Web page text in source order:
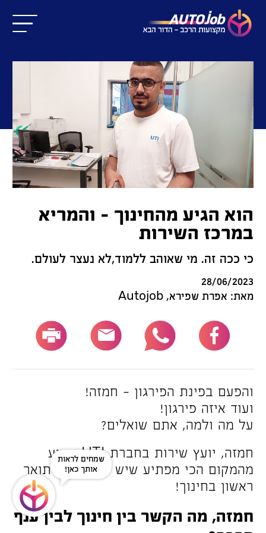
הוא הגיע מהחינוך – והמריא
במרכז השירות
כי ככה זה. מי שאוהב ללמוד,לא נעצר לעולם.
28/06/2023
מאת: אפרת שפירא, Autojob
והפעם בפינת הפירגון – חמזה!
ועוד איזה פירגון!
על מה ולמה, אתם שואלים?
חמזה, יועץ שירות בחברת UTI, הגיע
מהמקום הכי מפתיע שיש – מלימודי תואר
ראשון בחינוך!
חמזה, מה הקשר בין חינוך לבין ענף
שמחים לראות
אותך כאן!